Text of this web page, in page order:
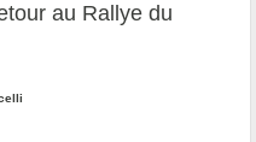
au Rallye du